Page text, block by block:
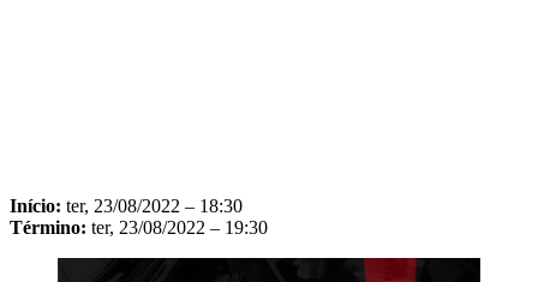
Início: ter, 23/08/2022 – 18:30
Término: ter, 23/08/2022 – 19:30